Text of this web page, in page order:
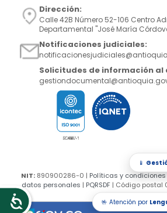
📱
🤟 Atención por
Dirección:
Calle 42B Número 52-106 Centro
Departamental "José María
Notificaciones judiciales:
Solicitudes de información al
NIT: 890900286-0 | Políticas y
datos personales | PQRSDF | Código postal